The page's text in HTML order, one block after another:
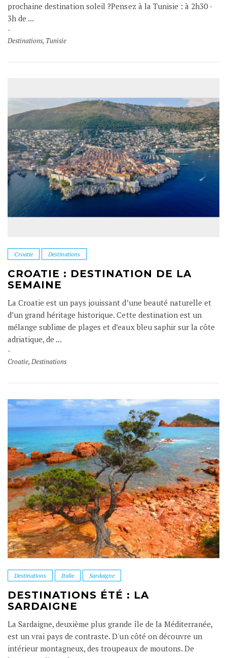
prochaine destination soleil ?Pensez à la Tunisie : à 2h30 -
3h de ...
Destinations, Tunisie
Croatie Destinations
CROATIE : DESTINATION DE LA
SEMAINE
La Croatie est un pays jouissant d’une beauté naturelle et
d’un grand héritage historique. Cette destination est un
mélange sublime de plages et d’eaux bleu saphir sur la côte
adriatique, de ...
Croatie,Destinations
Destinations Italie Sardaigne
DESTINATIONS ÉTÉ : LA
SARDAIGNE
La Sardaigne, deuxième plus grande île de la Méditerranée,
est un vrai pays de contraste. D'un côté on découvre un
intérieur montagneux, des troupeaux de moutons. De